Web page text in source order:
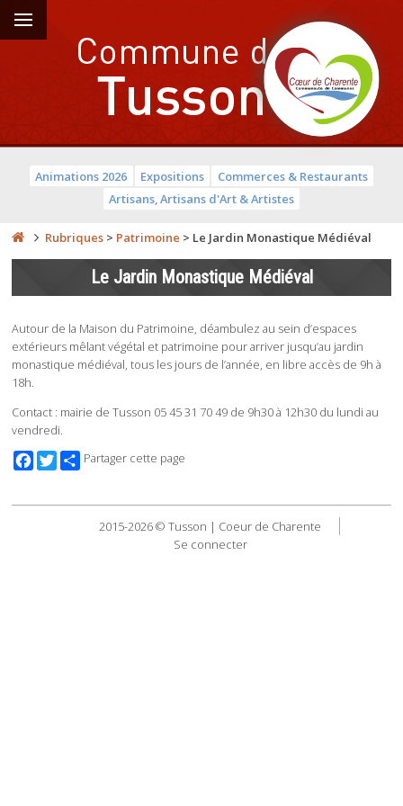
Animations 2026 Expositions
Commerces & Restaurants
Artisans, Artisans d'Art & Artistes
Rubriques > Patrimoine > Le Jardin Monastique Médiéval
Le Jardin Monastique Médiéval
Autour de la Maison du Patrimoine, déambulez au sein d’espaces
extérieurs mêlant végétal et patrimoine pour arriver jusqu’au jardin
monastique médiéval, tous les jours de l’année, en libre accès de 9h à
18h.
Contact : mairie de Tusson 05 45 31 70 49 de 9h30 à 12h30 du lundi au
vendredi.
Facebook
TwitterPartager cette page
2015-2026 © Tusson | Coeur de Charente
Se connecter